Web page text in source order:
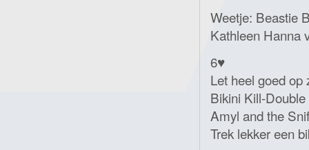
Weetje: Beastie
Kathleen Hanna
6♥️
Let heel goed op
Bikini Kill-
Amyl and the
Trek lekker een